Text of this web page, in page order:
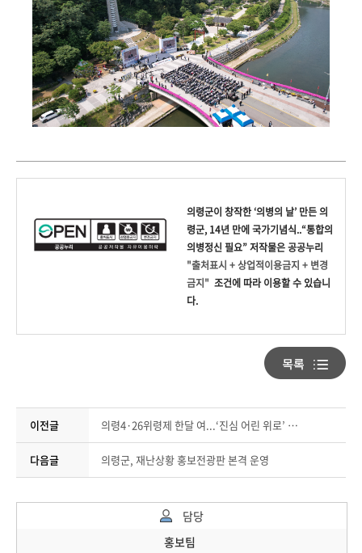
의령군이 창작한‘의병의 날’ 만든 의
령군, 14년 만에 국가기념식..“통합의
의병정신 필요”저작물은 공공누리
"출처표시 + 상업적이용금지 + 변경
금지" 조건에 따라 이용할 수 있습니
다.
이전글 의령4·26위령제 한달 여...‘진심 어린 위로’ 이어져
다음글 의령군, 재난상황 홍보전광판 본격 운영
담당
홍보팀